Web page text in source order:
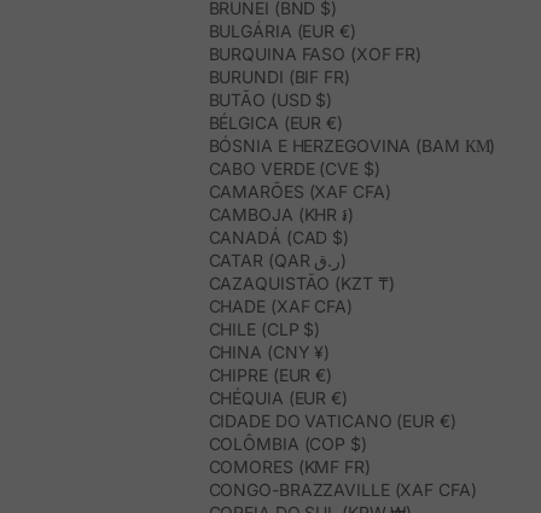
BRUNEI (BND $)
BULGÁRIA (EUR €)
BURQUINA FASO (XOF FR)
BURUNDI (BIF FR)
BUTÃO (USD $)
BÉLGICA (EUR €)
BÓSNIA E HERZEGOVINA (BAM КМ)
CABO VERDE (CVE $)
CAMARÕES (XAF CFA)
CAMBOJA (KHR ៛)
CANADÁ (CAD $)
CATAR (QAR ر.ق)
CAZAQUISTÃO (KZT ₸)
CHADE (XAF CFA)
CHILE (CLP $)
CHINA (CNY ¥)
CHIPRE (EUR €)
CHÉQUIA (EUR €)
CIDADE DO VATICANO (EUR €)
COLÔMBIA (COP $)
COMORES (KMF FR)
CONGO-BRAZZAVILLE (XAF CFA)